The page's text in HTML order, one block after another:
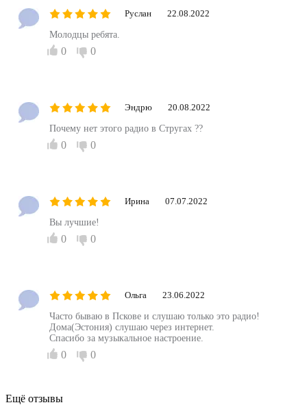
Руслан 22.08.2022
Молодцы ребята.
0 0
Эндрю 20.08.2022
Почему нет этого радио в Стругах ??
0 0
Ирина 07.07.2022
Вы лучшие!
0 0
Ольга 23.06.2022
Часто бываю в Пскове и слушаю только это радио!
Дома(Эстония) слушаю через интернет.
Спасибо за музыкальное настроение.
0 0
Ещё отзывы